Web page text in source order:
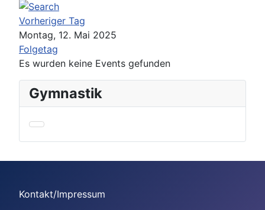
Vorheriger Tag
Montag, 12. Mai 2025
Folgetag
Es wurden keine Events gefunden
Gymnastik
Kontakt/Impressum